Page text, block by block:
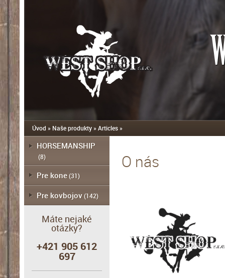
Úvod » Naše produkty»Articles»
O nás
HORSEMANSHIP
(8)
Pre kone(31)
Pre kovbojov(142)
Máte nejaké
otázky?
+421 905 612
697